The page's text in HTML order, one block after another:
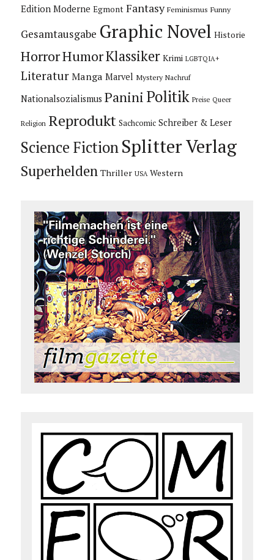
Edition Moderne Egmont Fantasy Feminismus Funny
Gesamtausgabe Graphic Novel Historie
HorrorHumorKlassiker Krimi LGBTQIA+
Literatur Manga Marvel Mystery Nachruf
Nationalsozialismus Panini Politik Preise Queer
Religion Reprodukt Sachcomic Schreiber & Leser
Science Fiction Splitter Verlag
Superhelden Thriller USA Western